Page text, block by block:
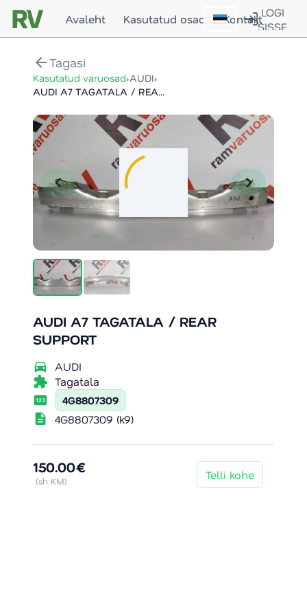
Avaleht Kasutatud osad KontaktLOGI
SISSE
arrow_backTagasi
Kasutatud varuosad›AUDI›
AUDI A7 TAGATALA / REAR SUPPORT
chevron_left chevron_right
AUDI A7 TAGATALA / REAR
SUPPORT
directions_car AUDI
extension Tagatala
pin 4G8807309
description 4G8807309 (k9)
150.00€
(sh KM) Telli kohe